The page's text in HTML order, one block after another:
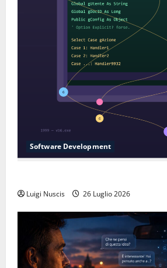
Software Development
Luigi Nuscis 26 Luglio 2026